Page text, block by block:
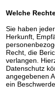
Welche
Sie haben
Herkunft,
Recht, die
verlangen.
Datenschutz
angegebenen
ein